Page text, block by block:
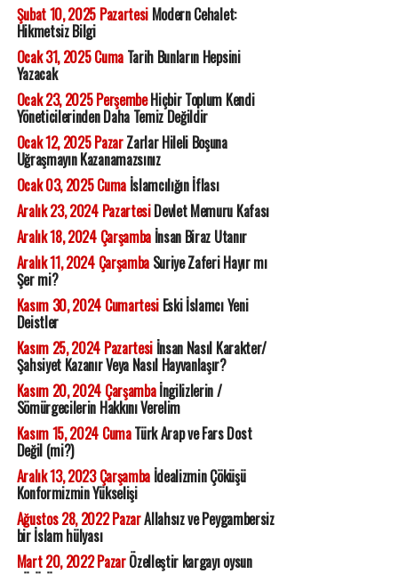
Şubat 10, 2025 PazartesiModern Cehalet:
Hikmetsiz Bilgi
Ocak 31, 2025 CumaTarih Bunların Hepsini
Yazacak
Ocak 23, 2025 PerşembeHiçbir Toplum Kendi
Yöneticilerinden Daha Temiz Değildir
Ocak 12, 2025 PazarZarlar Hileli Boşuna
Uğraşmayın Kazanamazsınız
Ocak 03, 2025 Cumaİslamcılığın İflası
Aralık 23, 2024 PazartesiDevlet Memuru Kafası
Aralık 18, 2024 Çarşambaİnsan Biraz Utanır
Aralık 11, 2024 ÇarşambaSuriye Zaferi Hayır mı
Şer mi?
Kasım 30, 2024 CumartesiEski İslamcı Yeni
Deistler
Kasım 25, 2024 Pazartesiİnsan Nasıl Karakter/
Şahsiyet Kazanır Veya Nasıl Hayvanlaşır?
Kasım 20, 2024 Çarşambaİngilizlerin /
Sömürgecilerin Hakkını Verelim
Kasım 15, 2024 CumaTürk Arap ve Fars Dost
Değil (mi?)
Aralık 13, 2023 Çarşambaİdealizmin Çöküşü
Konformizmin Yükselişi
Ağustos 28, 2022 PazarAllahsız ve Peygambersiz
bir İslam hülyası
Mart 20, 2022 PazarÖzelleştir kargayı oysun